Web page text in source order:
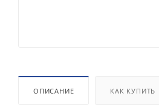
ОПИСАНИЕ КАК КУПИТЬ